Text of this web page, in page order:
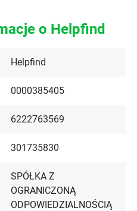
o Helpfind
Helpfind
0000385405
6222763569
301735830
SPÓŁKA Z
OGRANICZONĄ
ODPOWIEDZIALNOŚCIĄ